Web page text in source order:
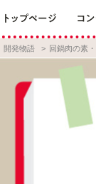
開発物語 回鍋肉の素